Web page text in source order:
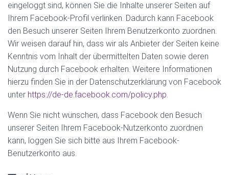
eingeloggt sind, können Sie die Inhalte unserer Seiten auf
Ihrem Facebook-Profil verlinken. Dadurch kann Facebook
den Besuch unserer Seiten Ihrem Benutzerkonto zuordnen.
Wir weisen darauf hin, dass wir als Anbieter der Seiten keine
Kenntnis vom Inhalt der übermittelten Daten sowie deren
Nutzung durch Facebook erhalten. Weitere Informationen
hierzu finden Sie in der Datenschutzerklärung von Facebook
unter https://de-de.facebook.com/policy.php.
Wenn Sie nicht wünschen, dass Facebook den Besuch
unserer Seiten Ihrem Facebook-Nutzerkonto zuordnen
kann, loggen Sie sich bitte aus Ihrem Facebook-
Benutzerkonto aus.